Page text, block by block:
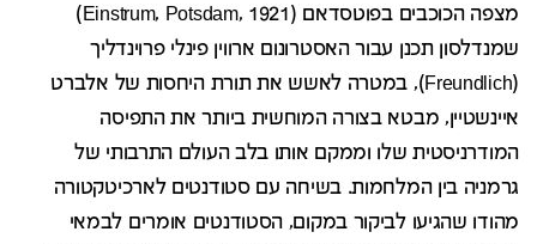
מצפה הכוכבים בפוטסדאם (Einstrum, Potsdam, 1921)
שמנדלסון תכנן עבור האסטרונום ארווין פינלי פרוינדליך
(Freundlich), במטרה לאשש את תורת היחסות של אלברט
איינשטיין, מבטא בצורה המוחשית ביותר את התפיסה
המודרניסטית שלו וממקם אותו בלב העולם התרבותי של
גרמניה בין המלחמות. בשיחה עם סטודנטים לארכיטקטורה
מהודו שהגיעו לביקור במקום, הסטודנטים אומרים לבמאי